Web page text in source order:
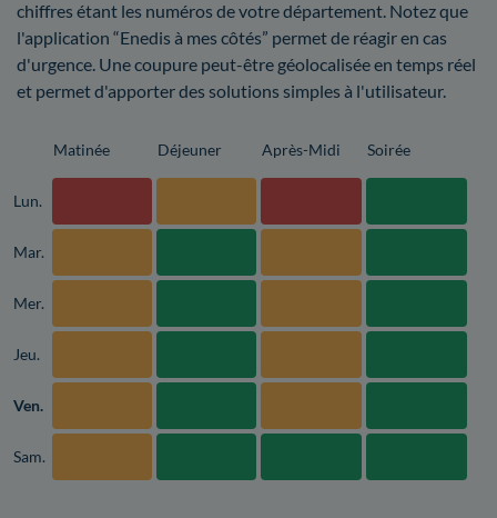
chiffres étant les numéros de votre département. Notez que
l'application “Enedis à mes côtés” permet de réagir en cas
d'urgence. Une coupure peut-être géolocalisée en temps réel
et permet d'apporter des solutions simples à l'utilisateur.
Matinée Déjeuner Après-Midi Soirée
Lun.
Mar.
Mer.
Jeu.
Ven.
Sam.